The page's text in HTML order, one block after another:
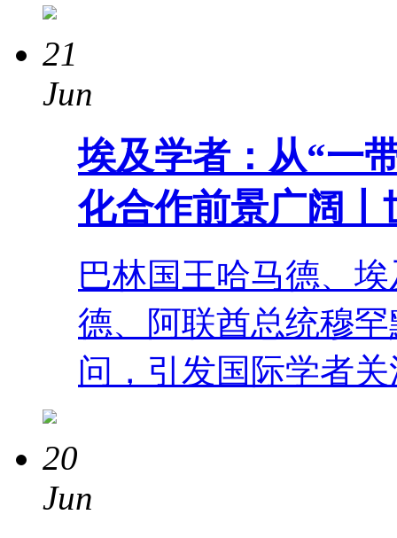
21
Jun
埃及学者：从“一
化合作前景广阔丨
巴林国王哈马德、
德、阿联酋总统穆
问，引发国际学者
20
Jun